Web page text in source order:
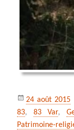
Publié
le
24 août 2015
83, 83 Var,
Patrimoine-